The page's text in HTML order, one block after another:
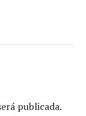
publicada.